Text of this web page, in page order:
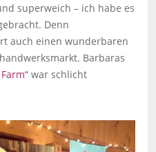
superweich – ich habe es
Denn
auch einen wunderbaren
Barbaras
war schlicht